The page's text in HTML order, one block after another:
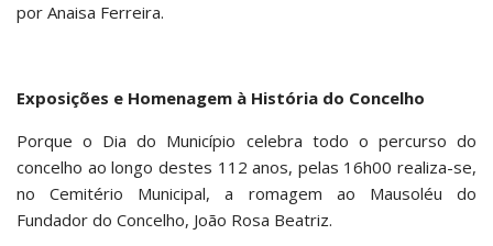
por Anaisa Ferreira.
Exposições e Homenagem à História do Concelho
Porque o Dia do Município celebra todo o percurso do
concelho ao longo destes 112 anos, pelas 16h00 realiza-se,
no Cemitério Municipal, a romagem ao Mausoléu do
Fundador do Concelho, João Rosa Beatriz.